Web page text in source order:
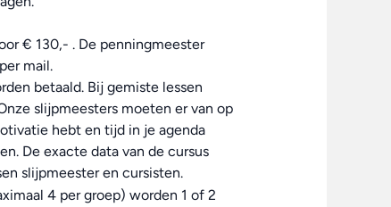
€ 130,- . De penningmeester
mail.
betaald. Bij gemiste lessen
slijpmeesters moeten er van op
hebt en tijd in je agenda
De exacte data van de cursus
slijpmeester en cursisten.
4 per groep) worden 1 of 2